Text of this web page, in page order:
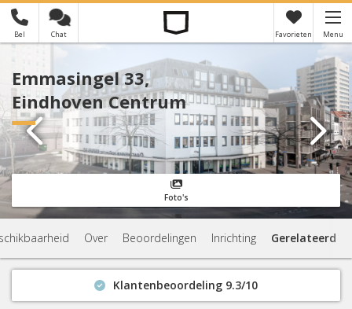
Bel Chat Favorieten Menu
Je hebt nog geen favorieten ×
Emmasingel 33,
Eindhoven Centrum
Foto's
Over Beoordelingen Inrichting Gerelateerd
Klantenbeoordeling 9.3/10